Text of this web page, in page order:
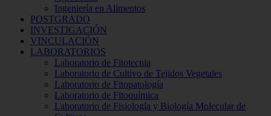
Ingeniería en Alimentos
POSTGRADO
INVESTIGACIÓN
VINCULACIÓN
LABORATORIOS
Laboratorio de Fitotecnia
Laboratorio de Cultivo de Tejidos Vegetales
Laboratorio de Fitopatología
Laboratorio de Fitoquímica
Laboratorio de Fisiología y Biología Molecular de